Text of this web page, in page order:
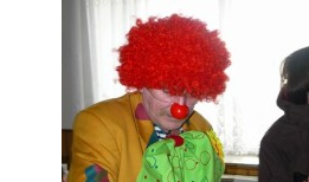
NOVINKY
FOTOALBUM